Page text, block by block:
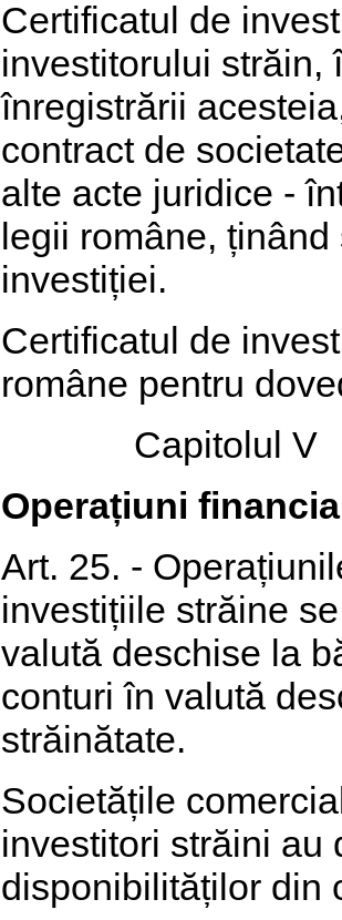
Certificatul de
investitorului străin,
înregistrării
contract de
alte acte juridice -
legii române,
investiției.
Certificatul de
române pentru
Capitolul V
Operațiuni
Art. 25. -
investițiile străine
valută deschise la
conturi în valută
străinătate.
Societățile
investitori străini au
disponibilităților din